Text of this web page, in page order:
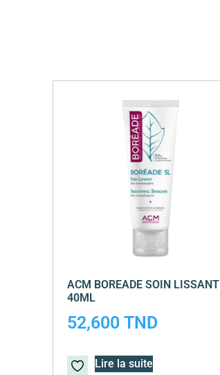
ACM BOREADE SOIN LISSANT
40ML
52,600TND
Lire la suite